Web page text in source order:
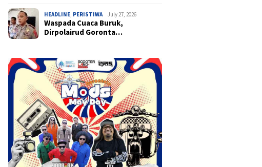
HEADLINE, PERISTIWA July 27, 2026
Waspada Cuaca Buruk,
Dirpolairud Goronta…